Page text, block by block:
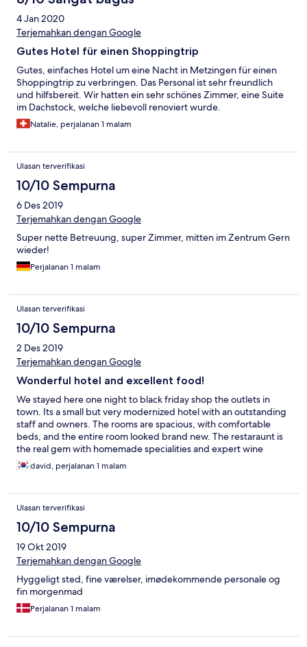
4 Jan 2020
Terjemahkan dengan Google
Gutes Hotel für einen Shoppingtrip
Gutes, einfaches Hotel um eine Nacht in Metzingen für einen
Shoppingtrip zu verbringen. Das Personal ist sehr freundlich
und hilfsbereit. Wir hatten ein sehr schönes Zimmer, eine Suite
im Dachstock, welche liebevoll renoviert wurde.
Natalie, perjalanan 1 malam
Ulasan terverifikasi
10/10 Sempurna
6 Des 2019
Terjemahkan dengan Google
Super nette Betreuung, super Zimmer, mitten im Zentrum Gern
wieder!
Perjalanan 1 malam
Ulasan terverifikasi
10/10 Sempurna
2 Des 2019
Terjemahkan dengan Google
Wonderful hotel and excellent food!
We stayed here one night to black friday shop the outlets in
town. Its a small but very modernized hotel with an outstanding
staff and owners. The rooms are spacious, with comfortable
beds, and the entire room looked brand new. The restaraunt is
the real gem with homemade specialities and expert wine
pairing. Highly recommended! It was black friday and shoppers
took all the parking but the owner was kind enough to offer his
outside and saw our dilemma and got us a spot. The hotel is
within 7 minute walking distance to the outlets so no fighting for
a parking spot in the garages. Normally i can find a negative
about a hotel but not this time. I will always stay here when i
come to town. Highly highly recommend!!
david, perjalanan 1 malam
Ulasan terverifikasi
10/10 Sempurna
19 Okt 2019
Terjemahkan dengan Google
Hyggeligt sted, fine værelser, imødekommende personale og
fin morgenmad
Perjalanan 1 malam